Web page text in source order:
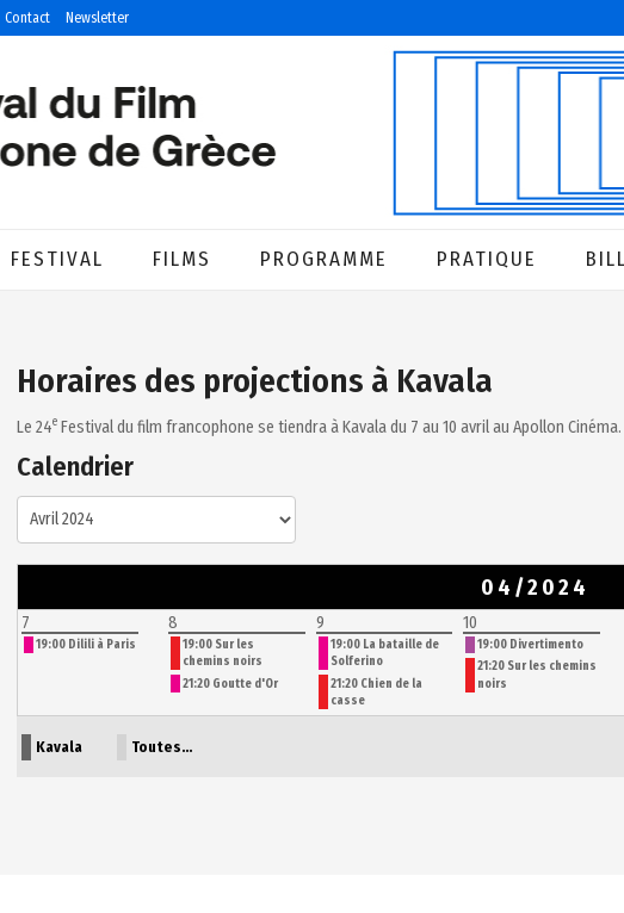
Contact Newsletter
FESTIVAL FILMS PROGRAMME PRATIQUE
Horaires des projections à Kavala
Le 24e Festival du film francophone se tiendra à Kavala du 7 au 10 avril au Apollon Cinéma.
Calendrier
04/2024
7
19:00 Dilili à Paris
8
19:00 Sur les
chemins noirs
21:20 Goutte d'Or
9
19:00 La bataille de
Solferino
21:20 Chien de la
casse
10
19:00 Divertimento
21:20 Sur les chemins
noirs
Kavala Toutes…